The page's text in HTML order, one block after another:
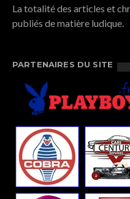
La totalité des articles et
publiés de matière ludique.
PARTENAIRES DU SITE